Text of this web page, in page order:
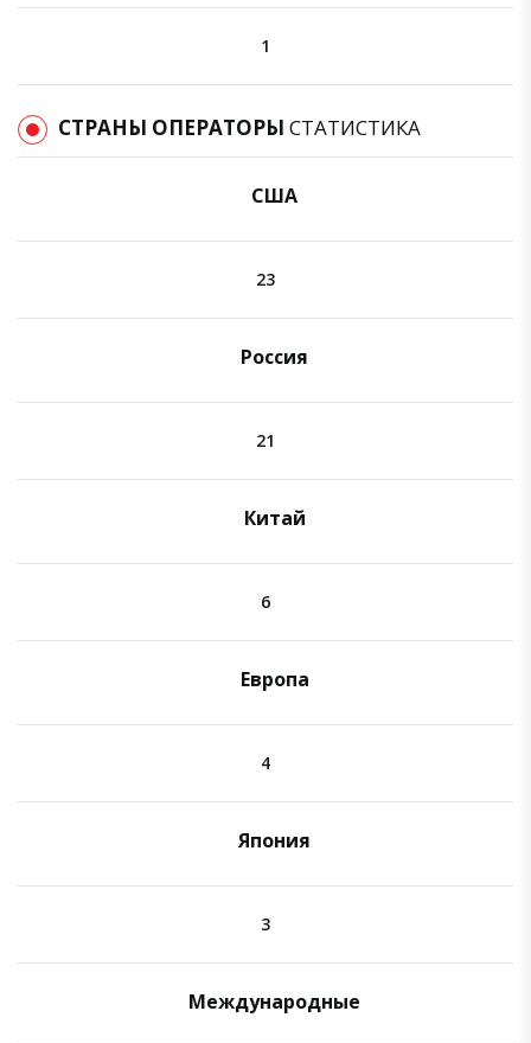
1
СТРАНЫ ОПЕРАТОРЫ СТАТИСТИКА
США
23
Россия
21
Китай
6
Европа
4
Япония
3
Международные